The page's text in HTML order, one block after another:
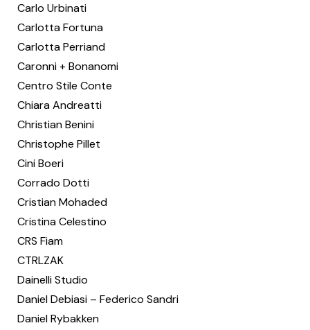
Carlo Urbinati
Carlotta Fortuna
Carlotta Perriand
Caronni + Bonanomi
Centro Stile Conte
Chiara Andreatti
Christian Benini
Christophe Pillet
Cini Boeri
Corrado Dotti
Cristian Mohaded
Cristina Celestino
CRS Fiam
CTRLZAK
Dainelli Studio
Daniel Debiasi – Federico Sandri
Daniel Rybakken